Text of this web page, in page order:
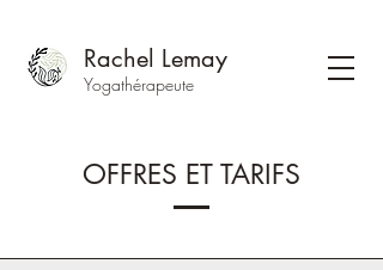
Rachel Lemay
Yogathérapeute
OFFRES ET TARIFS